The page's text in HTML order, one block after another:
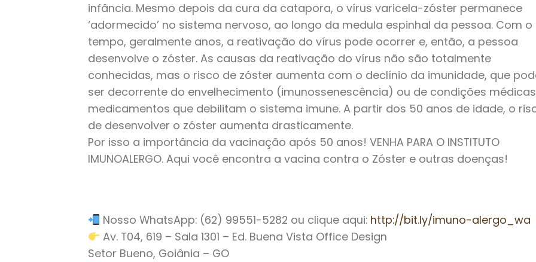
infância. Mesmo depois da cura da catapora, o vírus varicela-zóster permanece
‘adormecido’ no sistema nervoso, ao longo da medula espinhal da pessoa. Com o
tempo, geralmente anos, a reativação do vírus pode ocorrer e, então, a pessoa
desenvolve o zóster. As causas da reativação do vírus não são totalmente
conhecidas, mas o risco de zóster aumenta com o declínio da imunidade, que
ser decorrente do envelhecimento (imunossenescência) ou de condições
medicamentos que debilitam o sistema imune. A partir dos 50 anos de idade, o
de desenvolver o zóster aumenta drasticamente.
Por isso a importância da vacinação após 50 anos! VENHA PARA O INSTITUTO
IMUNOALERGO. Aqui você encontra a vacina contra o Zóster e outras doenças!
Nosso WhatsApp: (62) 99551-5282 ou clique aqui: http://bit.ly/imuno-alergo_wa
Av. T04, 619 – Sala 1301 – Ed. Buena Vista Office Design
Setor Bueno, Goiânia – GO